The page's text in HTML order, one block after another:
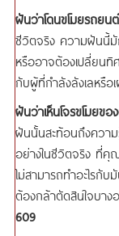
ฝันว่าโดนขโมยรถย
ชีวิตจริง ความฝันนี้มั
หรืออาจต้องเปลี่ยนทิ
กับผู้ที่กำลังลังเลหรื
ฝันว่าเห็นโจรขโมยขอ
ฝันนั้นสะท้อนถึงควา
อย่างในชีวิตจริง ที่
ไม่สามารถทำอะไรกั
ต้องกล้าตัดสินใจบา
609